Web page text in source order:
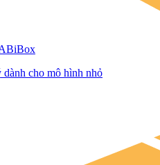
dành cho mô hình nhỏ